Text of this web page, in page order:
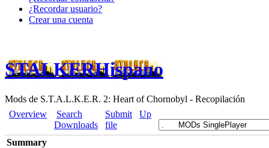
¿Recordar usuario?
Crear una cuenta
STALKERHispano
Mods de S.T.A.L.K.E.R. 2: Heart of Chornobyl - Recopilación
Overview
Search
Downloads
Submit
file
Up
Summary